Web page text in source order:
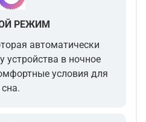
РЕЖИМ
автоматически
устройства в ночное
условия для
сна.